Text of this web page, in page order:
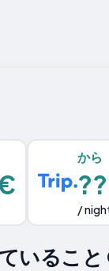
から
/
いること